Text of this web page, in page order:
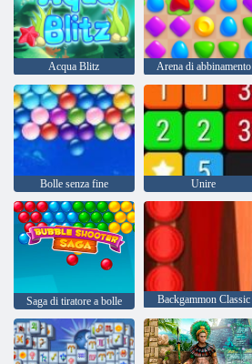
Acqua Blitz Arena di abbinamento
Bolle senza fine Unire
Saga di tiratore a bolle Backgammon Classic